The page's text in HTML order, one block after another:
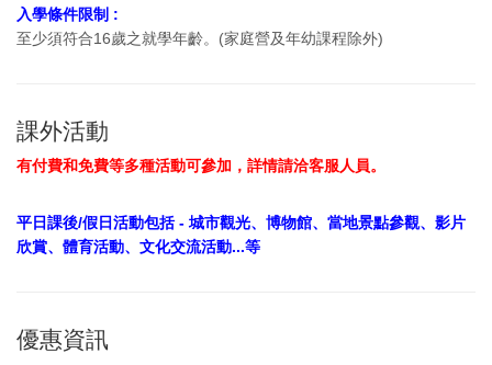
入學條件限制 :
至少須符合16歲之就學年齡。(家庭營及年幼課程除外)
課外活動
有付費和免費等多種活動可參加，詳情請洽客服人員。
平日課後/假日活動包括 - 城市觀光、博物館、當地景點參觀、影片
欣賞、體育活動、文化交流活動...等
優惠資訊